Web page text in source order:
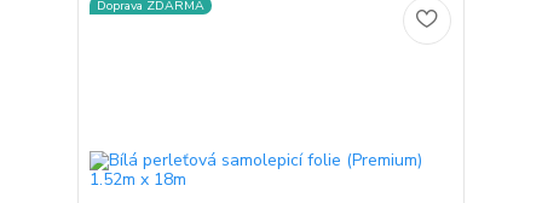
Doprava ZDARMA